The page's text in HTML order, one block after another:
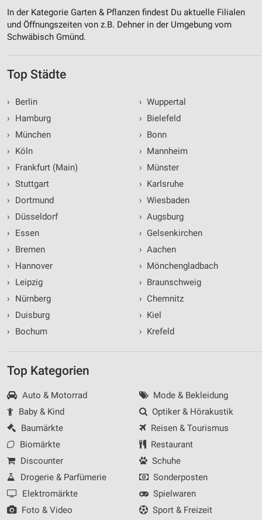
In der Kategorie Garten & Pflanzen findest Du aktuelle Filialen
und Öffnungszeiten von z.B. Dehner in der Umgebung vom
Schwäbisch Gmünd.
Top Städte
›
Berlin
›
Hamburg
›
München
›
Köln
›
Frankfurt (Main)
› Stuttgart
›
Dortmund
›
Düsseldorf
›
Essen
›
Bremen
›
Hannover
›
Leipzig
›
Nürnberg
›
Duisburg
›
Bochum
› Wuppertal
› Bielefeld
› Bonn
› Mannheim
› Münster
› Karlsruhe
› Wiesbaden
› Augsburg
› Gelsenkirchen
› Aachen
› Mönchengladbach
› Braunschweig
› Chemnitz
› Kiel
› Krefeld
Top Kategorien
Auto & Motorrad
Baby & Kind
Baumärkte
Biomärkte
Discounter
Drogerie & Parfümerie
Elektromärkte
Foto & Video
Mode & Bekleidung
Optiker & Hörakustik
Reisen & Tourismus
Restaurant
Schuhe
Sonderposten
Spielwaren
Sport & Freizeit